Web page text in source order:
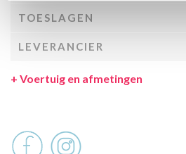
TOESLAGEN
LEVERANCIER
+ Voertuig en afmetingen